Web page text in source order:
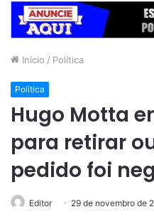
Início / Política
Política
Hugo Motta
para retirar
pedido foi
Editor 29 de novembro de